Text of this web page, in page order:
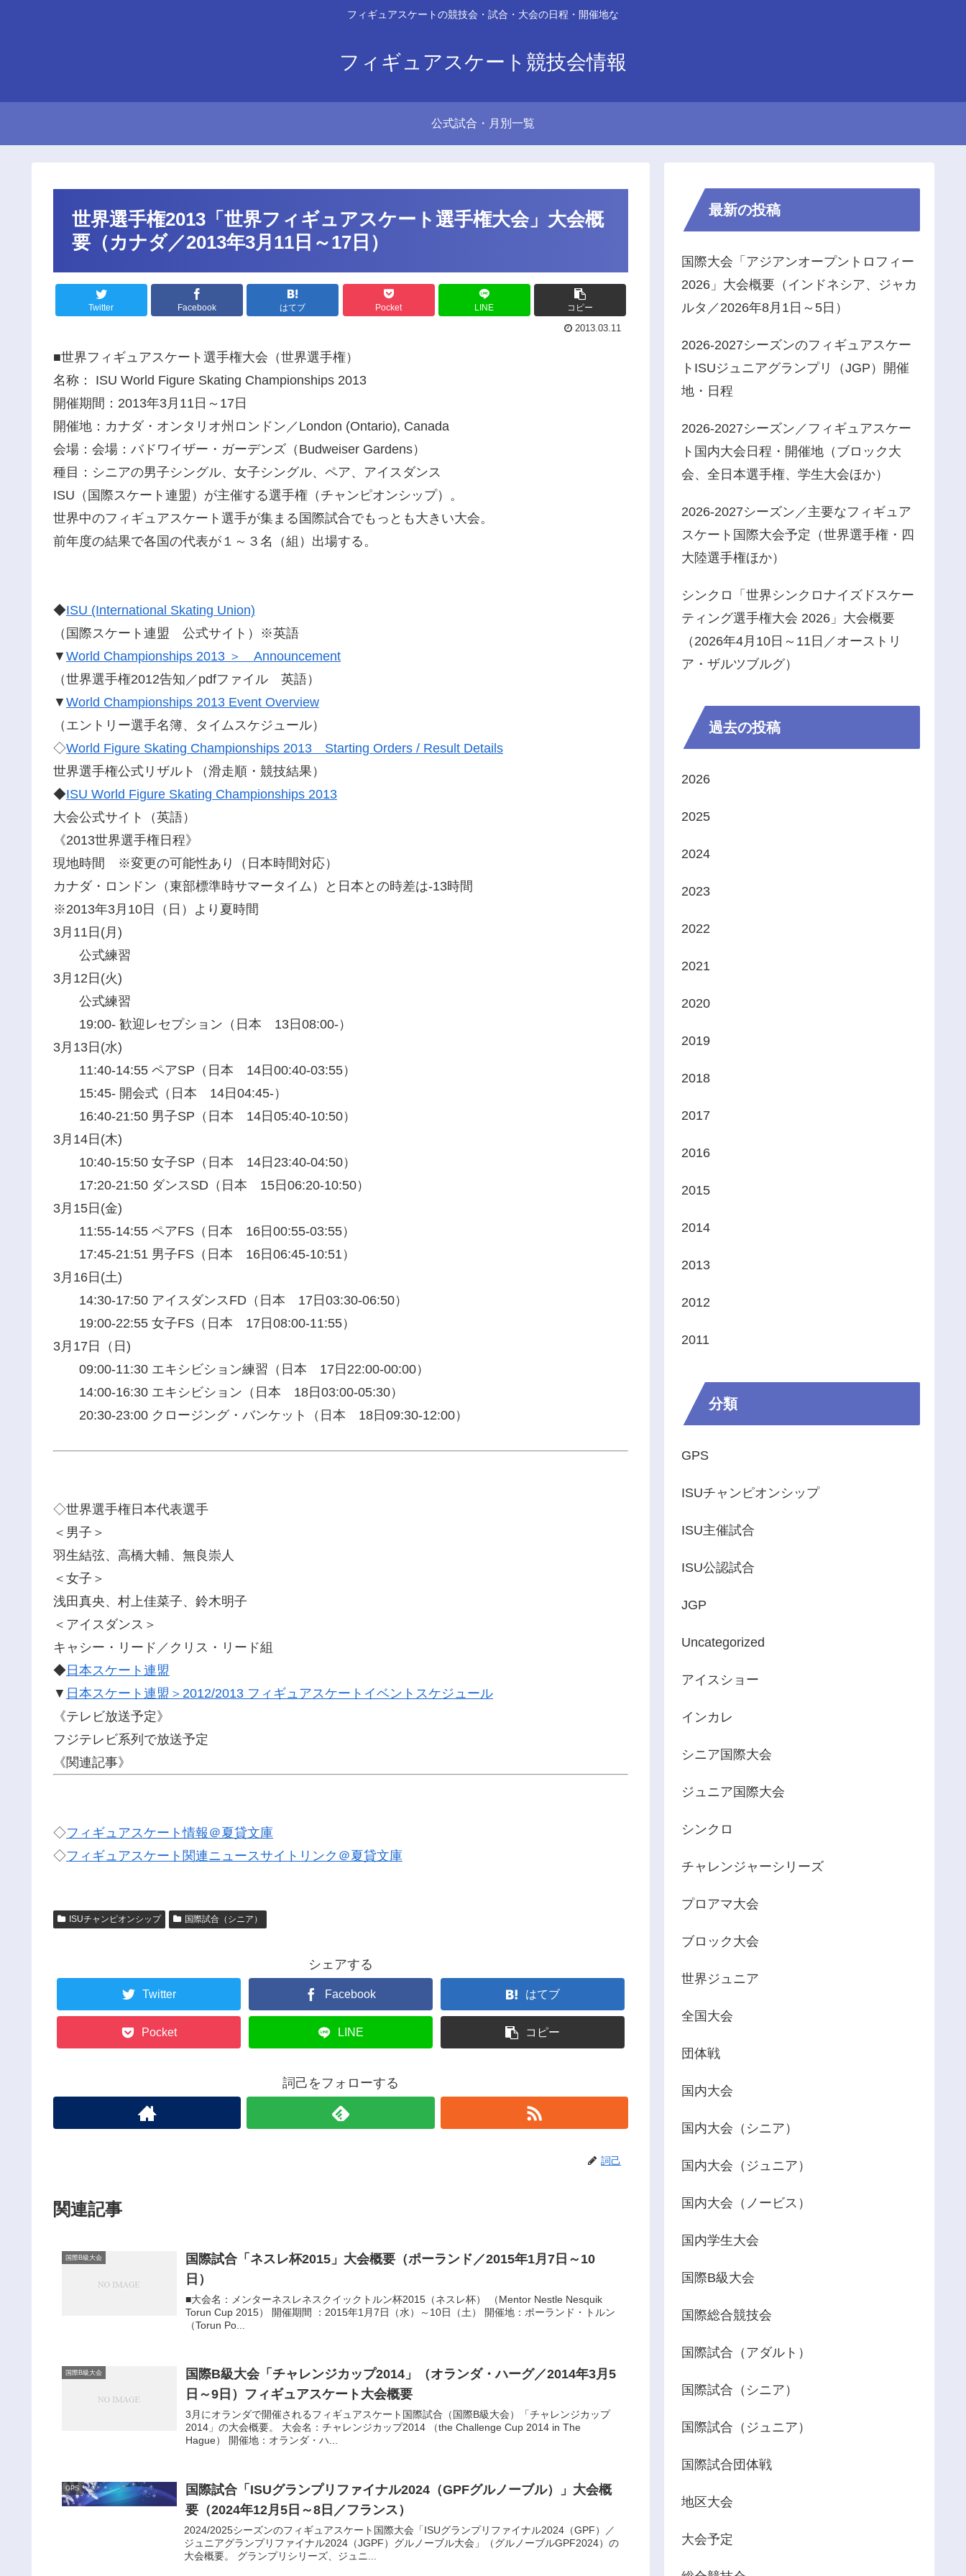
フィギュアスケートの競技会・試合・大会の日程・開催地な
フィギュアスケート競技会情報
公式試合・月別一覧
世界選手権2013「世界フィギュアスケート選手権大会」大会概
要（カナダ／2013年3月11日～17日）
Twitter Facebook はてブ Pocket LINE コピー
2013.03.11
■世界フィギュアスケート選手権大会（世界選手権）
名称： ISU World Figure Skating Championships 2013
開催期間：2013年3月11日～17日
開催地：カナダ・オンタリオ州ロンドン／London (Ontario), Canada
会場：会場：バドワイザー・ガーデンズ（Budweiser Gardens）
種目：シニアの男子シングル、女子シングル、ペア、アイスダンス
ISU（国際スケート連盟）が主催する選手権（チャンピオンシップ）。
世界中のフィギュアスケート選手が集まる国際試合でもっとも大きい大会。
前年度の結果で各国の代表が１～３名（組）出場する。
◆ISU (International Skating Union)
（国際スケート連盟 公式サイト）※英語
▼ World Championships 2013 ＞ Announcement
（世界選手権2012告知／pdfファイル 英語）
▼ World Championships 2013 Event Overview
（エントリー選手名簿、タイムスケジュール）
◇World Figure Skating Championships 2013 Starting Orders / Result Details
世界選手権公式リザルト（滑走順・競技結果）
◆ISU World Figure Skating Championships 2013
大会公式サイト（英語）
《2013世界選手権日程》
現地時間 ※変更の可能性あり（日本時間対応）
カナダ・ロンドン（東部標準時サマータイム）と日本との時差は-13時間
※2013年3月10日（日）より夏時間
3月11日(月)
公式練習
3月12日(火)
公式練習
19:00- 歓迎レセプション（日本 13日08:00-）
3月13日(水)
11:40-14:55 ペアSP（日本 14日00:40-03:55）
15:45- 開会式（日本 14日04:45-）
16:40-21:50 男子SP（日本 14日05:40-10:50）
3月14日(木)
10:40-15:50 女子SP（日本 14日23:40-04:50）
17:20-21:50 ダンスSD（日本 15日06:20-10:50）
3月15日(金)
11:55-14:55 ペアFS（日本 16日00:55-03:55）
17:45-21:51 男子FS（日本 16日06:45-10:51）
3月16日(土)
14:30-17:50 アイスダンスFD（日本 17日03:30-06:50）
19:00-22:55 女子FS（日本 17日08:00-11:55）
3月17日（日)
09:00-11:30 エキシビション練習（日本 17日22:00-00:00）
14:00-16:30 エキシビション（日本 18日03:00-05:30）
20:30-23:00 クロージング・バンケット（日本 18日09:30-12:00）
◇世界選手権日本代表選手
＜男子＞
羽生結弦、高橋大輔、無良崇人
＜女子＞
浅田真央、村上佳菜子、鈴木明子
＜アイスダンス＞
キャシー・リード／クリス・リード組
◆日本スケート連盟
▼ 日本スケート連盟＞2012/2013 フィギュアスケートイベントスケジュール
《テレビ放送予定》
フジテレビ系列で放送予定
《関連記事》
◇フィギュアスケート情報＠夏貸文庫
◇フィギュアスケート関連ニュースサイトリンク＠夏貸文庫
ISUチャンピオンシップ 国際試合（シニア）
シェアする
Twitter Facebook はてブ
Pocket LINE コピー
詞己をフォローする
詞己
関連記事
国際B級大会
国際試合「ネスレ杯2015」大会概要（ポーランド／2015年1月7日～10
日）
■大会名：メンターネスレネスクイックトルン杯2015（ネスレ杯） （Mentor Nestle Nesquik
Torun Cup 2015） 開催期間 ：2015年1月7日（水）～10日（土） 開催地：ポーランド・トルン
（Torun Po...
国際B級大会
国際B級大会「チャレンジカップ2014」（オランダ・ハーグ／2014年3月5
日～9日）フィギュアスケート大会概要
3月にオランダで開催されるフィギュアスケート国際試合（国際B級大会）「チャレンジカップ
2014」の大会概要。 大会名：チャレンジカップ2014 （the Challenge Cup 2014 in The
Hague） 開催地：オランダ・ハ...
GPS
国際試合「ISUグランプリファイナル2024（GPFグルノーブル）」大会概
要（2024年12月5日～8日／フランス）
2024/2025シーズンのフィギュアスケート国際大会「ISUグランプリファイナル2024（GPF）／
ジュニアグランプリファイナル2024（JGPF）グルノーブル大会」（グルノーブルGPF2024）の
大会概要。 グランプリシリーズ、ジュニ...
最新の投稿
国際大会「アジアンオープントロフィー
2026」大会概要（インドネシア、ジャカ
ルタ／2026年8月1日～5日）
2026-2027シーズンのフィギュアスケー
トISUジュニアグランプリ（JGP）開催
地・日程
2026-2027シーズン／フィギュアスケー
ト国内大会日程・開催地（ブロック大
会、全日本選手権、学生大会ほか）
2026-2027シーズン／主要なフィギュア
スケート国際大会予定（世界選手権・四
大陸選手権ほか）
シンクロ「世界シンクロナイズドスケー
ティング選手権大会 2026」大会概要
（2026年4月10日～11日／オーストリ
ア・ザルツブルグ）
過去の投稿
2026
2025
2024
2023
2022
2021
2020
2019
2018
2017
2016
2015
2014
2013
2012
2011
分類
GPS
ISUチャンピオンシップ
ISU主催試合
ISU公認試合
JGP
Uncategorized
アイスショー
インカレ
シニア国際大会
ジュニア国際大会
シンクロ
チャレンジャーシリーズ
プロアマ大会
ブロック大会
世界ジュニア
全国大会
団体戦
国内大会
国内大会（シニア）
国内大会（ジュニア）
国内大会（ノービス）
国内学生大会
国際B級大会
国際総合競技会
国際試合（アダルト）
国際試合（シニア）
国際試合（ジュニア）
国際試合団体戦
地区大会
大会予定